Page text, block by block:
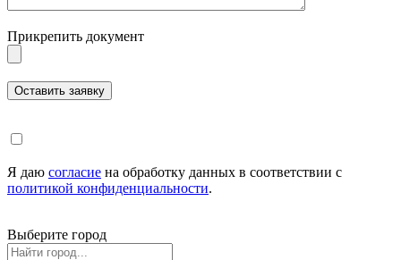
Прикрепить документ
Я даю согласие на обработку данных в соответствии с
политикой конфиденциальности.
Выберите город